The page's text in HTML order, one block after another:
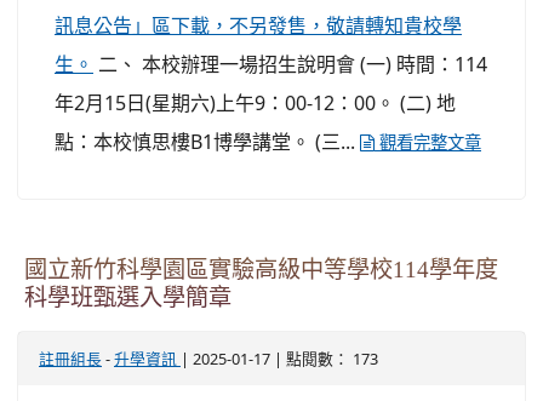
訊息公告」區下載，不另發售，敬請轉知貴校學
生。
二、 本校辦理一場招生說明會 (一) 時間：114
年2月15日(星期六)上午9：00-12：00。 (二) 地
點：本校慎思樓B1博學講堂。 (三...
觀看完整文章
國立新竹科學園區實驗高級中等學校114學年度
科學班甄選入學簡章
註冊組長 - 升學資訊 | 2025-01-17 | 點閱數： 173